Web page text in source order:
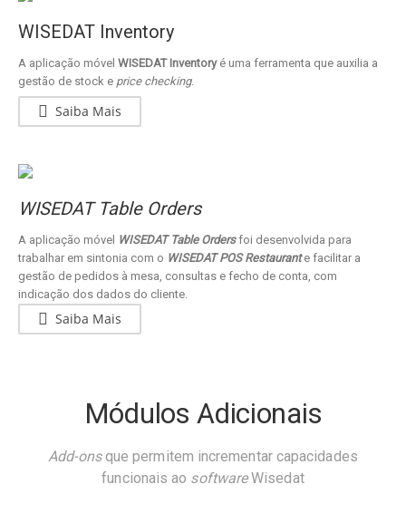
WISEDAT Inventory
A aplicação móvel WISEDAT Inventoryé uma ferramenta que auxilia a
gestão de stock e price checking.
Saiba Mais
WISEDAT Table Orders
A aplicação móvel WISEDAT Table Ordersfoi desenvolvida para
trabalhar em sintonia com o WISEDAT POS Restaurante facilitar a
gestão de pedidos à mesa, consultas e fecho de conta, com
indicação dos dados do cliente.
Saiba Mais
Módulos Adicionais
Add-onsque permitem incrementar capacidades
funcionais ao softwareWisedat